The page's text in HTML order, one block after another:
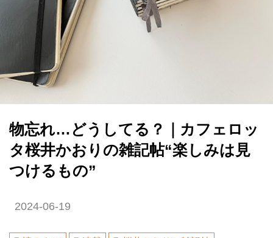
物忘れ…どうしてる？｜カフェロッ
タ桜井かおりの雑記帖“楽しみは見
つけるもの”
2024-06-19